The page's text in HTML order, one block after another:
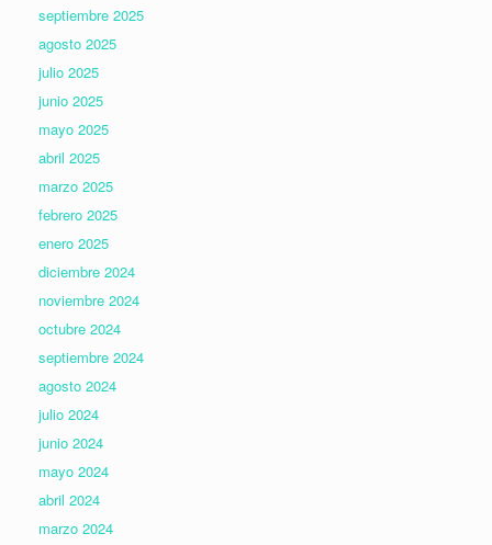
septiembre 2025
agosto 2025
julio 2025
junio 2025
mayo 2025
abril 2025
marzo 2025
febrero 2025
enero 2025
diciembre 2024
noviembre 2024
octubre 2024
septiembre 2024
agosto 2024
julio 2024
junio 2024
mayo 2024
abril 2024
marzo 2024